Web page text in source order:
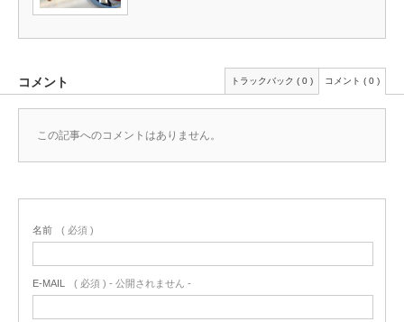
コメント トラックバック ( 0 ) コメント ( 0 )
この記事へのコメントはありません。
名前 ( 必須 )
E-MAIL ( 必須 ) - 公開されません -